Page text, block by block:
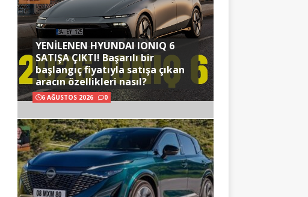
YENİLENEN HYUNDAI IONIQ 6
SATIŞA ÇIKTI! Başarılı bir
başlangıç fiyatıyla satışa çıkan
aracın özellikleri nasıl?
6 AĞUSTOS 2026 0